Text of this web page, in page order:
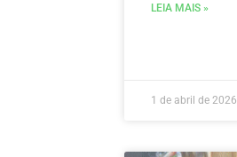
LEIA MAIS »
1 de abril de 2026